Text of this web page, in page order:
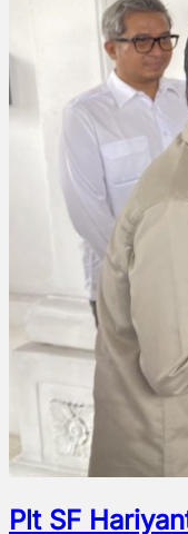
Plt SF